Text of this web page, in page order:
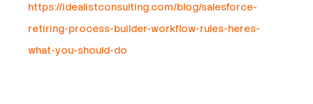
https://idealistconsulting.com/blog/salesforce-
retiring-process-builder-workflow-rules-heres-
what-you-should-do